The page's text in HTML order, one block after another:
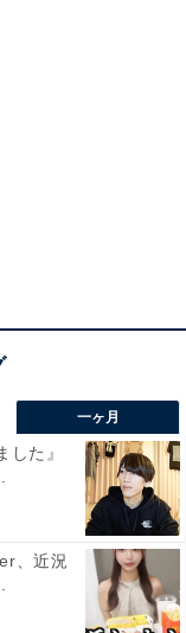
一ヶ月
た』
、近況